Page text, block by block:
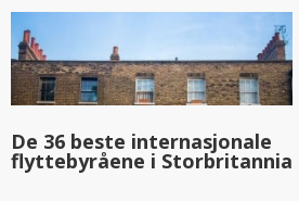
De 36 beste internasjonale
flyttebyråene i Storbritannia